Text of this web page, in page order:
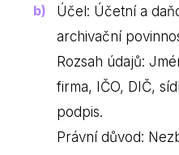
Účel: Účetní a
archivační
Rozsah údajů:
firma, IČO, DIČ,
podpis.
Právní důvod: